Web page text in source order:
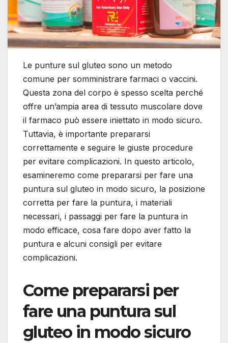
Le punture sul gluteo sono un metodo
comune per somministrare farmaci o vaccini.
Questa zona del corpo è spesso scelta perché
offre un’ampia area di tessuto muscolare dove
il farmaco può essere iniettato in modo sicuro.
Tuttavia, è importante prepararsi
correttamente e seguire le giuste procedure
per evitare complicazioni. In questo articolo,
esamineremo come prepararsi per fare una
puntura sul gluteo in modo sicuro, la posizione
corretta per fare la puntura, i materiali
necessari, i passaggi per fare la puntura in
modo efficace, cosa fare dopo aver fatto la
puntura e alcuni consigli per evitare
complicazioni.
Come prepararsi per
fare una puntura sul
gluteo in modo sicuro